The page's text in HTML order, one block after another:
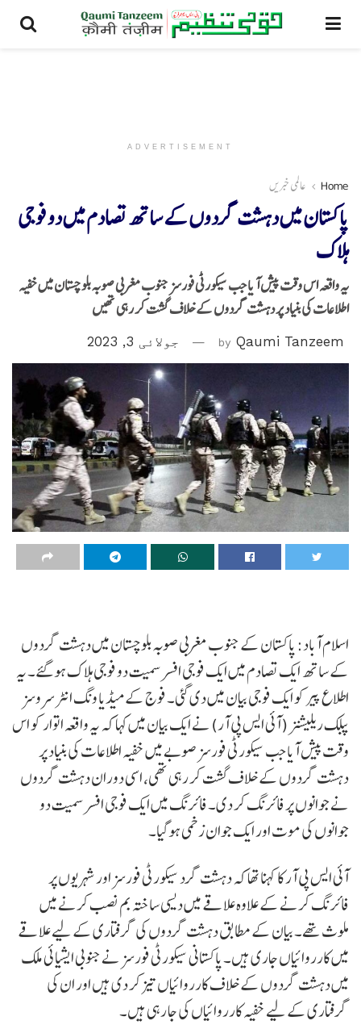
ADVERTISEMENT
Home عالمی خبریں
پاکستان میں دہشت گردوں کے ساتھ تصادم میں دو فوجی
ہلاک
یہ واقعہ اس وقت پیش آیا جب سیکورٹی فورسز جنوب مغربی صوبہ بلوچستان میں خفیہ
اطلاعات کی بنیاد پر دہشت گردوں کے خلاف گشت کر رہی تھیں
by Qaumi Tanzeem جولائی 3, 2023
اسلام آباد: پاکستان کے جنوب مغربی صوبہ بلوچستان میں دہشت گردوں
کے ساتھ ایک تصادم میں ایک فوجی افسر سمیت دو فوجی ہلاک ہو گئے۔ یہ
اطلاع پیر کو ایک فوجی بیان میں دی گئی۔ فوج کے میڈیا ونگ انٹر سروسز
پبلک ریلیشنز (آئی ایس پی آر) نے ایک بیان میں کہا کہ یہ واقعہ اتوار کو اس
وقت پیش آیا جب سیکورٹی فورسز صوبے میں خفیہ اطلاعات کی بنیاد پر
دہشت گردوں کے خلاف گشت کر رہی تھی، اسی دوران دہشت گردوں
نے جوانوں پر فائرنگ کر دی۔ فائرنگ میں ایک فوجی افسر سمیت دو
جوانوں کی موت اور ایک جوان زخمی ہوگیا۔
آئی ایس پی آر کا کہنا تھا کہ دہشت گرد سیکورٹی فورسز اور شہریوں پر
فائرنگ کرنے کے علاوہ علاقے میں دیسی ساختہ بم نصب کرنے میں
ملوث تھے۔ بیان کے مطابق دہشت گردوں کی گرفتاری کے لیے علاقے
میں کارروائیاں جاری ہیں۔ پاکستانی سیکورٹی فورسز نے جنوبی ایشیا ئی ملک
میں دہشت گردوں کے خلاف کارروائیاں تیز کر دی ہیں اور ان کی
گرفتاری کے لیے خفیہ کارروائیاں کی جا رہی ہیں۔